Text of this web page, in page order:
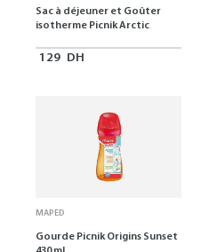
Sac à déjeuner et Goûter
isotherme Picnik Arctic
129 DH
MAPED
Gourde Picnik Origins Sunset